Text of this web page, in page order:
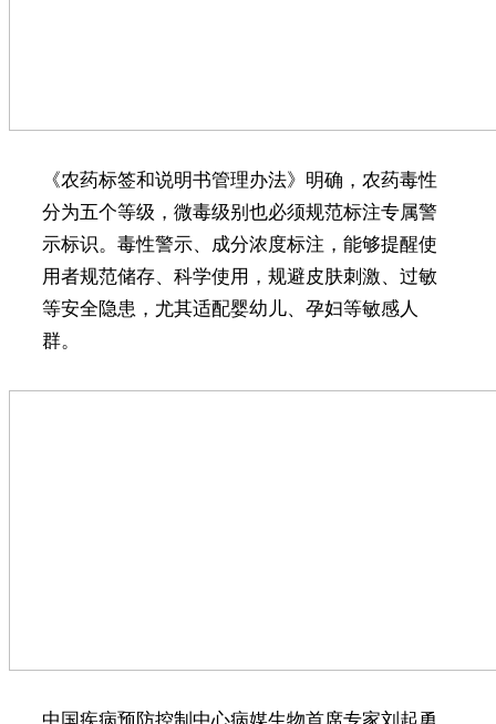
《农药标签和说明书管理办法》明确，农药毒性
分为五个等级，微毒级别也必须规范标注专属警
示标识。毒性警示、成分浓度标注，能够提醒使
用者规范储存、科学使用，规避皮肤刺激、过敏
等安全隐患，尤其适配婴幼儿、孕妇等敏感人
群。
中国疾病预防控制中心病媒生物首席专家刘起勇